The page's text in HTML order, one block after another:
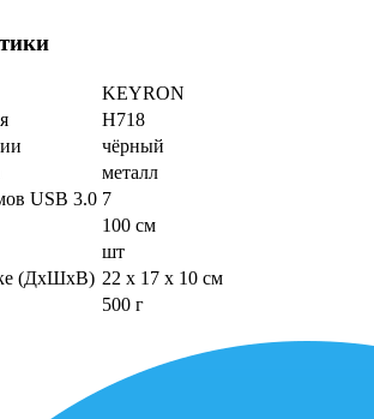
KEYRON
H718
чёрный
металл
USB 3.0 7
100 см
шт
(ДхШхВ) 22 x 17 x 10 см
500 г